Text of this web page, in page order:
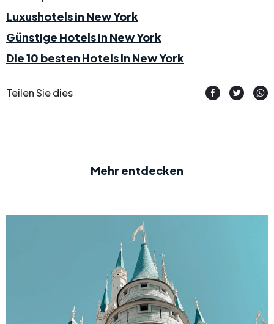
Luxushotels in New York
Günstige Hotels in New York
Die 10 besten Hotels in New York
Teilen Sie dies
Mehr entdecken